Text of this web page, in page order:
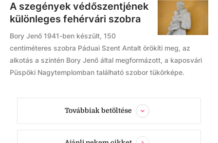
A szegények védőszentjének
különleges fehérvári szobra
Bory Jenő 1941-ben készült, 150
centiméteres szobra Páduai Szent Antalt örökíti meg, az
alkotás a szintén Bory Jenő által megformázott, a kaposvári
Püspöki Nagytemplomban található szobor tükörképe.
Továbbiak betöltése